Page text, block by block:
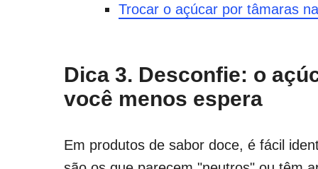
Trocar o açúcar por tâmaras
Dica 3. Desconfie: o
você menos espera
Em produtos de sabor doce, é fácil